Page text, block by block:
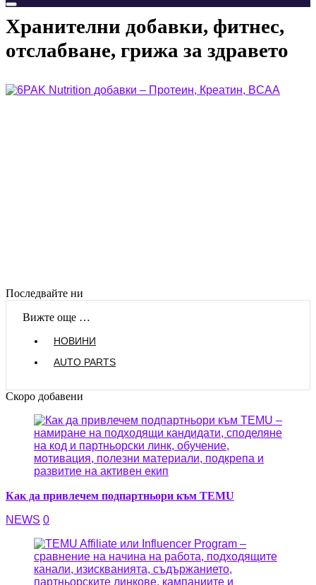
Хранителни добавки, фитнес,
отслабване, грижа за здравето
Последвайте ни
Вижте още …
НОВИНИ
AUTO PARTS
Скоро добавени
Как да привлечем подпартньори към TEMU
NEWS 0